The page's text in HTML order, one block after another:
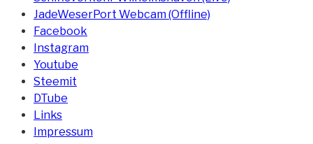
JadeWeserPort Webcam (Offline)
Facebook
Instagram
Youtube
Steemit
DTube
Links
Impressum